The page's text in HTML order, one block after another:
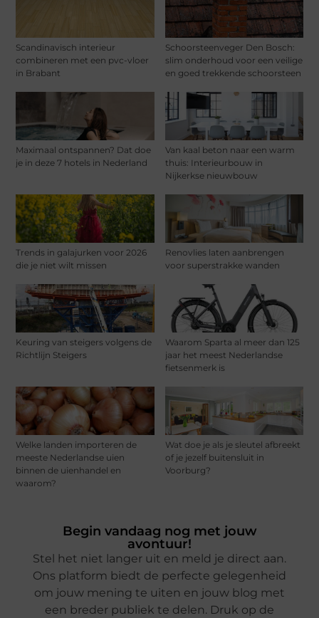
Scandinavisch interieur
combineren met een pvc-vloer
in Brabant
Schoorsteenveger Den Bosch:
slim onderhoud voor een veilige
en goed trekkende schoorsteen
Maximaal ontspannen? Dat doe
je in deze 7 hotels in Nederland
Van kaal beton naar een warm
thuis: Interieurbouw in
Nijkerkse nieuwbouw
Trends in galajurken voor 2026
die je niet wilt missen
Renovlies laten aanbrengen
voor superstrakke wanden
Keuring van steigers volgens de
Richtlijn Steigers
Waarom Sparta al meer dan 125
jaar het meest Nederlandse
fietsenmerk is
Welke landen importeren de
meeste Nederlandse uien
binnen de uienhandel en
waarom?
Wat doe je als je sleutel afbreekt
of je jezelf buitensluit in
Voorburg?
Begin vandaag nog met jouw
avontuur!
Stel het niet langer uit en meld je direct aan.
Ons platform biedt de perfecte gelegenheid
om jouw mening te uiten en jouw blog met
een breder publiek te delen. Druk op de